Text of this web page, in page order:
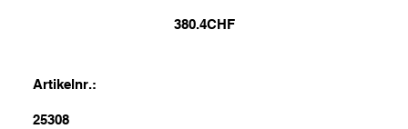
380.4CHF
Artikelnr.:
25308